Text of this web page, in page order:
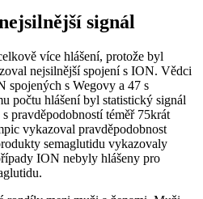
signál
více hlášení, protože byl
nejsilnější spojení s ION. Vědci
spojených s Wegovy a 47 s
počtu hlášení byl statistický signál
pravděpodobností téměř 75krát
vykazoval pravděpodobnost
semaglutidu vykazovaly
ION nebyly hlášeny pro